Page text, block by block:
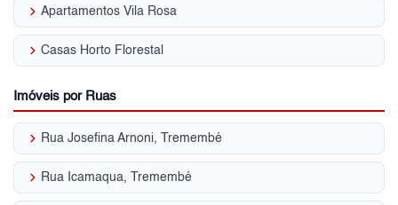
keyboard_arrow_right Apartamentos Vila Rosa
keyboard_arrow_right Casas Horto Florestal
Imóveis por Ruas
keyboard_arrow_right Rua Josefina Arnoni, Tremembé
keyboard_arrow_right Rua Icamaqua, Tremembé